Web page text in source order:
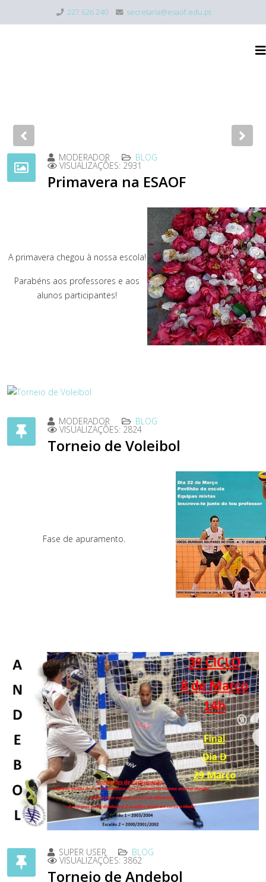
227 626 240 secretaria@esaof.edu.pt
Previous
MODERADOR BLOG
VISUALIZAÇÕES: 2931
Primavera na ESAOF
A primavera chegou à nossa escola!
Parabéns aos professores e aos
alunos participantes!
MODERADOR BLOG
VISUALIZAÇÕES: 2824
Torneio de Voleibol
Fase de apuramento.
SUPER USER BLOG
VISUALIZAÇÕES: 3862
Torneio de Andebol